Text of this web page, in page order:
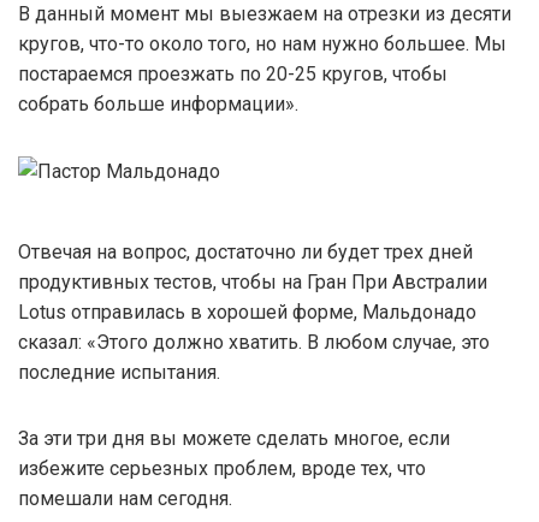
В данный момент мы выезжаем на отрезки из десяти
кругов, что-то около того, но нам нужно большее. Мы
постараемся проезжать по 20-25 кругов, чтобы
собрать больше информации».
Отвечая на вопрос, достаточно ли будет трех дней
продуктивных тестов, чтобы на Гран При Австралии
Lotus отправилась в хорошей форме, Мальдонадо
сказал: «Этого должно хватить. В любом случае, это
последние испытания.
За эти три дня вы можете сделать многое, если
избежите серьезных проблем, вроде тех, что
помешали нам сегодня.